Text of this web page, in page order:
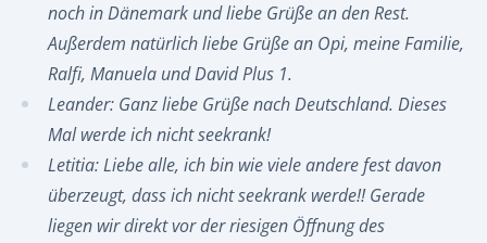
noch in Dänemark und liebe Grüße an den Rest.
Außerdem natürlich liebe Grüße an Opi, meine Familie,
Ralfi, Manuela und David Plus 1.
Leander: Ganz liebe Grüße nach Deutschland. Dieses
Mal werde ich nicht seekrank!
Letitia: Liebe alle, ich bin wie viele andere fest davon
überzeugt, dass ich nicht seekrank werde!! Gerade
liegen wir direkt vor der riesigen Öffnung des